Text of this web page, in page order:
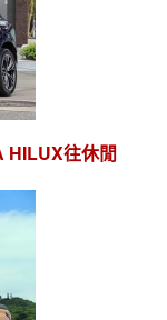
HILUX往休閒